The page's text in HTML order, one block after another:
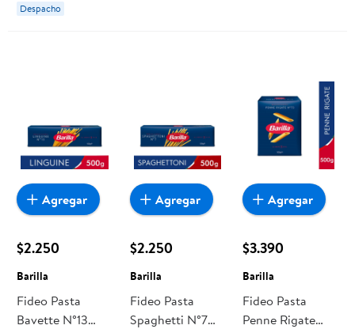
Despacho
$2.250
Barilla
Fideo Pasta
Bavette N°13
Agregar
$2.250
Barilla
Fideo Pasta
Spaghetti N°7
Agregar
$3.390
Barilla
Fideo Pasta
Penne Rigate
Agregar